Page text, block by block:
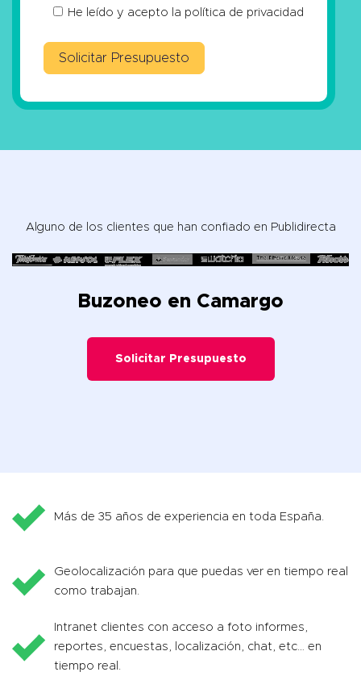
He leído y acepto la política de privacidad
Alguno de los clientes que han confiado en Publidirecta
Buzoneo en Camargo
Solicitar Presupuesto
Más de 35 años de experiencia en toda España.
Geolocalización para que puedas ver en tiempo real
como trabajan.
Intranet clientes con acceso a foto informes,
reportes, encuestas, localización, chat, etc… en
tiempo real.